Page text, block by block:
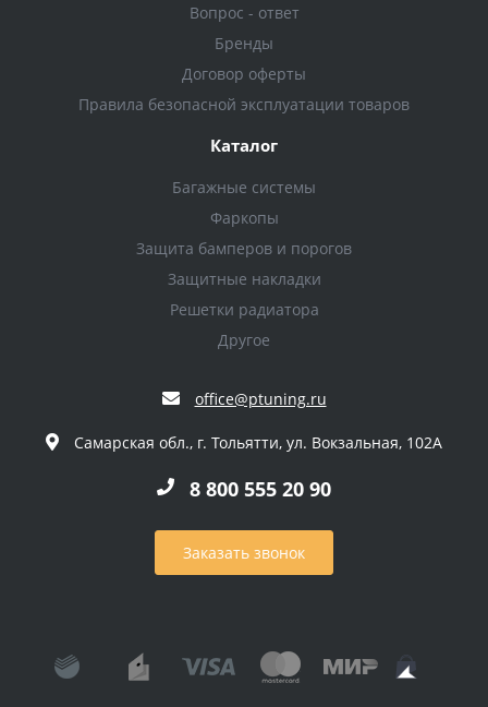
Вопрос - ответ
Бренды
Договор оферты
Правила безопасной эксплуатации товаров
Каталог
Багажные системы
Фаркопы
Защита бамперов и порогов
Защитные накладки
Решетки радиатора
Другое
office@ptuning.ru
Самарская обл., г. Тольятти, ул. Вокзальная, 102А
8 800 555 20 90
Заказать звонок